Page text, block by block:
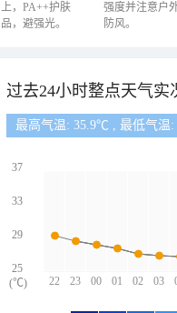
上，PA++护肤
品，避强光。
强度并注意户
防风。
过去24小时整点天气实
最高气温: 35.9℃ , 最低气温
22 23 00 01 02 03
37
33
29
25
(℃)